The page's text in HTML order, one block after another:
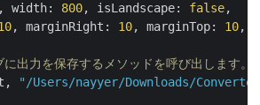
, width: 800, isLandscape: false,
, marginRight: 10, marginTop: 10,
出力を保存するメソッドを呼び出します。
"/Users/nayyer/Downloads/